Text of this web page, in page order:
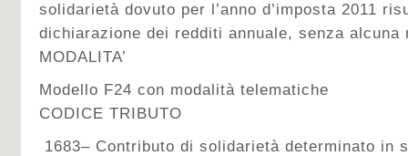
solidarietà dovuto per l’anno d’imposta 2011
dichiarazione dei redditi annuale, senza alcuna
MODALITA’
Modello F24 con modalità telematiche
CODICE TRIBUTO
1683– Contributo di solidarietà determinato in